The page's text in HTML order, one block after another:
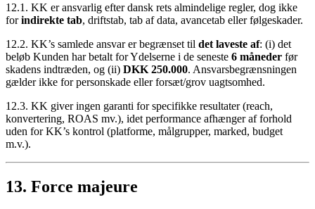
12.1. KK er ansvarlig efter dansk rets almindelige regler, dog ikke
forindirekte tab, driftstab, tab af data, avancetab eller følgeskader.
12.2. KK’s samlede ansvar er begrænset til det laveste af: (i) det
beløb Kunden har betalt for Ydelserne i de seneste 6 måneder før
skadens indtræden, og (ii) DKK 250.000. Ansvarsbegrænsningen
gælder ikke for personskade eller forsæt/grov uagtsomhed.
12.3. KK giver ingen garanti for specifikke resultater (reach,
konvertering, ROAS mv.), idet performance afhænger af forhold
uden for KK’s kontrol (platforme, målgrupper, marked, budget
m.v.).
13. Force majeure